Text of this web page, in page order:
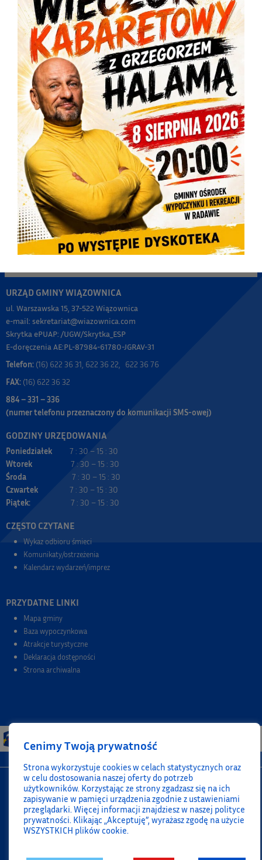
KONDOLENCJE
2026-08-05
URZĄD GMINY WIĄZOWNICA
ul. Warszawska 15, 37-522 Wiązownica
e-mail: sekretariat@wiazownica.com
Skrytka ePUAP: /UGW/Skrytka_ESP
E-doręczenia AE:PL-87984-61780-JGRAV-31
Telefon: (16) 622 36 31, 622 36 22, 622 36 76
FAX: (16) 622 36 32
884 – 331 – 336
(numer telefonu przeznaczony do komunikacji SMS-owej)
GODZINY URZĘDOWANIA
Poniedziałek 7 : 30 – 15 : 30
Wtorek 7 : 30 – 15 : 30
Środa 7 : 30 – 15 : 30
Czwartek 7 : 30 – 15 : 30
Piątek: 7 : 30 – 15 : 30
CZĘSTO CZYTANE
Wykaz odbioru śmieci
Komunikaty/ostrzeżenia
Kalendarz wydarzeń/imprez
PRZYDATNE LINKI
Mapa gminy
Baza wypoczynkowa
Atrakcje turystyczne
Deklaracja dostępności
Strona archiwalna
Cenimy Twoją prywatność
Strona wykorzystuje cookies w celach statystycznych oraz
w celu dostosowania naszej oferty do potrzeb
użytkowników. Korzystając ze strony zgadzasz się na ich
zapisywanie w pamięci urządzenia zgodnie z ustawieniami
przeglądarki. Więcej informacji znajdziesz w naszej polityce
prywatności. Klikając „Akceptuję”, wyrażasz zgodę na użycie
WSZYSTKICH plików cookie.